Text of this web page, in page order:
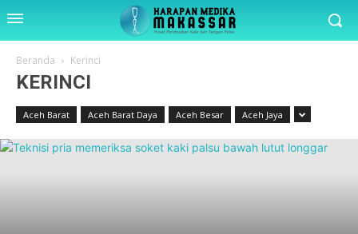
Beranda Kerinci
KERINCI
Aceh Barat Aceh Barat Daya Aceh Besar Aceh Jaya